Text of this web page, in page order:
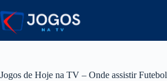
para
o
conteúdo
Jogos de Hoje na TV – Onde assistir Futebol